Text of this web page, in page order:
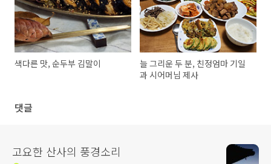
색다른 맛, 순두부 김말이
늘 그리운 두 분, 친정엄마 기일
과 시어머님 제사
댓글
고요한 산사의 풍경소리